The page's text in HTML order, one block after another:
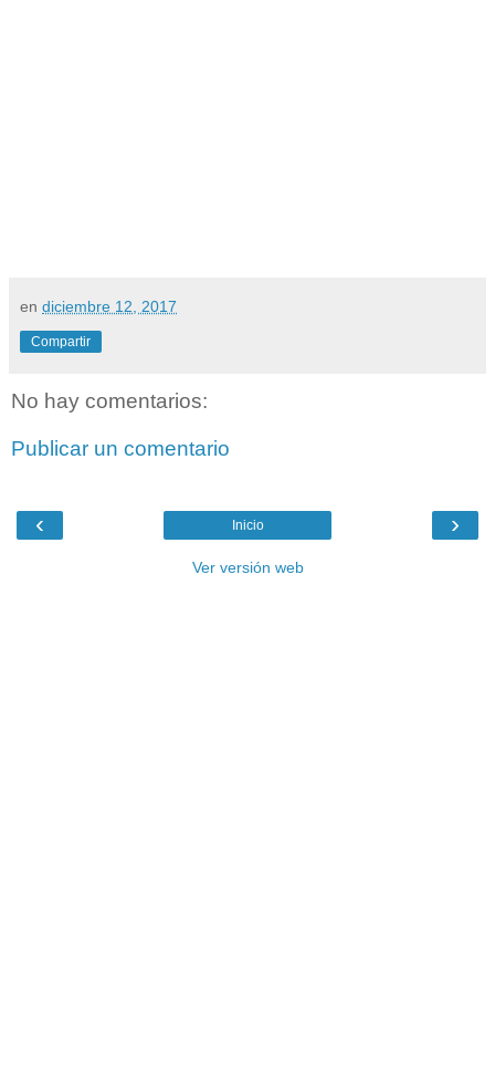
en diciembre 12, 2017
Compartir
No hay comentarios:
Publicar un comentario
‹ ›
Inicio
Ver versión web